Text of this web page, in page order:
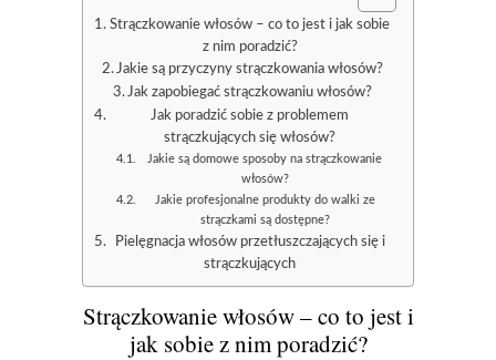
Strączkowanie włosów – co to jest i jak sobie
z nim poradzić?
Jakie są przyczyny strączkowania włosów?
Jak zapobiegać strączkowaniu włosów?
Jak poradzić sobie z problemem
strączkujących się włosów?
Jakie są domowe sposoby na strączkowanie
włosów?
Jakie profesjonalne produkty do walki ze
strączkami są dostępne?
Pielęgnacja włosów przetłuszczających się i
strączkujących
Strączkowanie włosów – co to jest i
jak sobie z nim poradzić?